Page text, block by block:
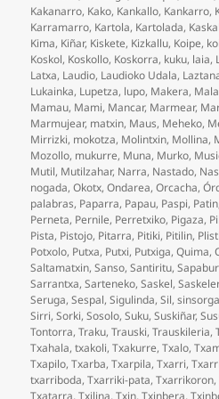
Kakanarro, Kako, Kankallo, Kankarro,
Karramarro, Kartola, Kartolada,
Kima, Kiñar, Kiskete, Kizkallu, Koipe,
Koskol, Koskollo, Koskorra, kuku, laia,
Latxa, Laudio, Laudioko Udala,
Lukainka, Lupetza, lupo, Makera,
Mamau, Mami, Mancar, Marmear,
Marmujear, matxin, Maus, Meheko,
Mirrizki, mokotza, Molintxin, Mollina,
Mozollo, mukurre, Muna, Murko,
Mutil, Mutilzahar, Narra, Nastado,
nogada,Okotx,Ondarea,Orcacha,
palabras, Paparra, Papau, Paspi, Patin
Perneta, Pernile, Perretxiko, Pigaza,
Pista, Pistojo, Pitarra, Pitiki, Pitilin,
Potxolo, Putxa, Putxi, Putxiga,Quima,
Saltamatxin,Sanso,Santiritu,
Sarrantxa,Sarteneko,Saskel,
Seruga,Sespal,Sigulinda,Sil,
Sirri,Sorki,Sosolo,Suku,Suskiñar,
Tontorra,Traku,Trauski,Trauskileria,
Txahala,txakoli,Txakurre,Txalo,
Txapilo,Txarba,Txarpila,Txarri,
txarriboda,Txarriki-pata,Txarrikoron,
Txatarra,Txilina,Txin,Txinbera,